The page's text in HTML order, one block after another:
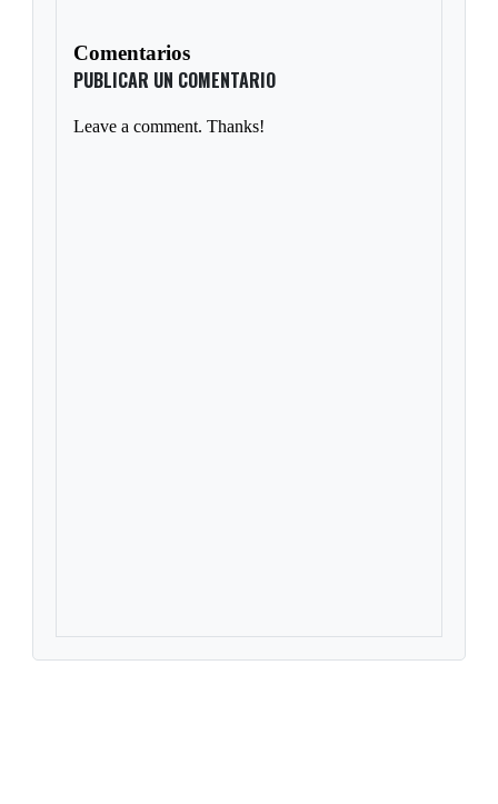
Comentarios
PUBLICAR UN COMENTARIO
Leave a comment. Thanks!